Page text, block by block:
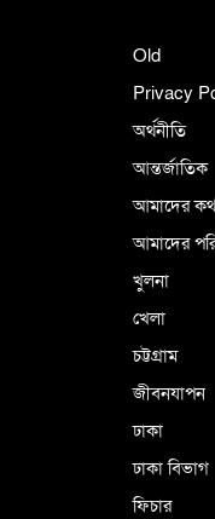
Old
Privacy
অর্থনীতি
আন্তর্জাতিক
আমাদের
আমাদের
খুলনা
খেলা
চট্টগ্রাম
জীবনযাপন
ঢাকা
ঢাকা বিভাগ
ফিচার